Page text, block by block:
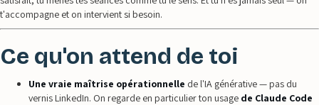
t'accompagne et on intervient si besoin.
Ce qu'on attend de toi
Une vraie maîtrise opérationnelle de l'IA générative — pas du
vernis LinkedIn. On regarde en particulier ton usage de Claude Code